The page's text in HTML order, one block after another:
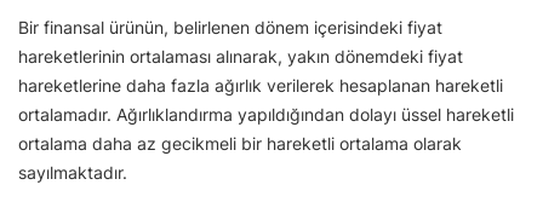
Bir finansal ürünün, belirlenen dönem içerisindeki fiyat
hareketlerinin ortalaması alınarak, yakın dönemdeki fiyat
hareketlerine daha fazla ağırlık verilerek hesaplanan hareketli
ortalamadır. Ağırlıklandırma yapıldığından dolayı üssel hareketli
ortalama daha az gecikmeli bir hareketli ortalama olarak
sayılmaktadır.